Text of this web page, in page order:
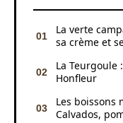
La verte
sa crème et
La Teurgoule
Honfleur
Les boissons
Calvados,